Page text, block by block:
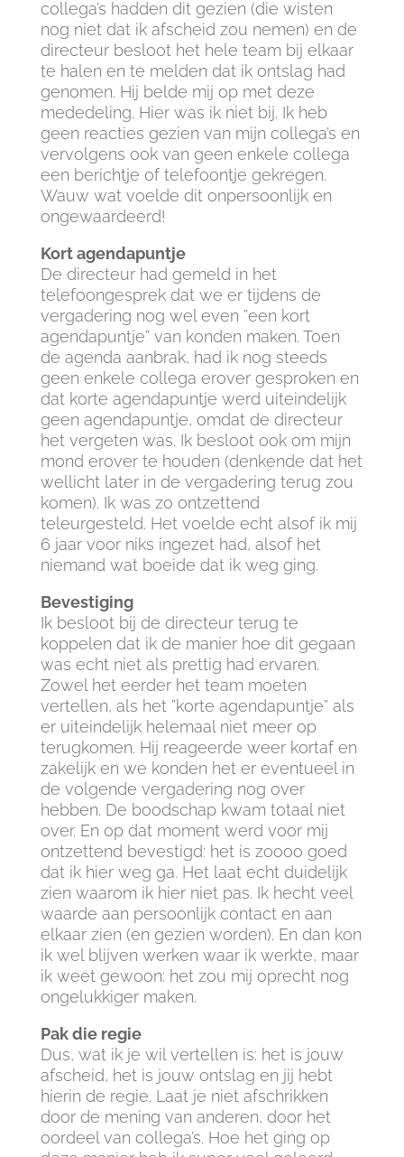
collega’s hadden dit gezien (die wisten
nog niet dat ik afscheid zou nemen) en de
directeur besloot het hele team bij elkaar
te halen en te melden dat ik ontslag had
genomen. Hij belde mij op met deze
mededeling. Hier was ik niet bij. Ik heb
geen reacties gezien van mijn collega’s en
vervolgens ook van geen enkele collega
een berichtje of telefoontje gekregen.
Wauw wat voelde dit onpersoonlijk en
ongewaardeerd!
Kort agendapuntje
De directeur had gemeld in het
telefoongesprek dat we er tijdens de
vergadering nog wel even ”een kort
agendapuntje” van konden maken. Toen
de agenda aanbrak, had ik nog steeds
geen enkele collega erover gesproken en
dat korte agendapuntje werd uiteindelijk
geen agendapuntje, omdat de directeur
het vergeten was. Ik besloot ook om mijn
mond erover te houden (denkende dat het
wellicht later in de vergadering terug zou
komen). Ik was zo ontzettend
teleurgesteld. Het voelde echt alsof ik mij
6 jaar voor niks ingezet had, alsof het
niemand wat boeide dat ik weg ging.
Bevestiging
Ik besloot bij de directeur terug te
koppelen dat ik de manier hoe dit gegaan
was echt niet als prettig had ervaren.
Zowel het eerder het team moeten
vertellen, als het ”korte agendapuntje” als
er uiteindelijk helemaal niet meer op
terugkomen. Hij reageerde weer kortaf en
zakelijk en we konden het er eventueel in
de volgende vergadering nog over
hebben. De boodschap kwam totaal niet
over. En op dat moment werd voor mij
ontzettend bevestigd: het is zoooo goed
dat ik hier weg ga. Het laat echt duidelijk
zien waarom ik hier niet pas. Ik hecht veel
waarde aan persoonlijk contact en aan
elkaar zien (en gezien worden). En dan kon
ik wel blijven werken waar ik werkte, maar
ik weet gewoon: het zou mij oprecht nog
ongelukkiger maken.
Pak die regie
Dus, wat ik je wil vertellen is: het is jouw
afscheid, het is jouw ontslag en jij hebt
hierin de regie. Laat je niet afschrikken
door de mening van anderen, door het
oordeel van collega’s. Hoe het ging op